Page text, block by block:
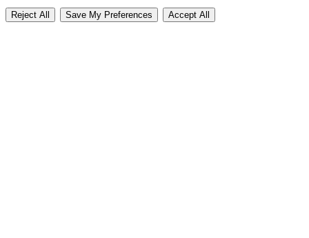
Reject All Save My Preferences Accept All